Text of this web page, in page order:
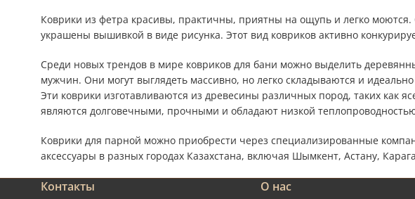
Коврики из фетра красивы, практичны, приятны на ощупь и легко
украшены вышивкой в виде рисунка. Этот вид ковриков активно
Среди новых трендов в мире ковриков для бани можно выделить
мужчин. Они могут выглядеть массивно, но легко складываются и
Эти коврики изготавливаются из древесины различных пород, таких как
являются долговечными, прочными и обладают низкой
Коврики для парной можно приобрести через специализированные
аксессуары в разных городах Казахстана, включая Шымкент, Астану,
Контакты О нас